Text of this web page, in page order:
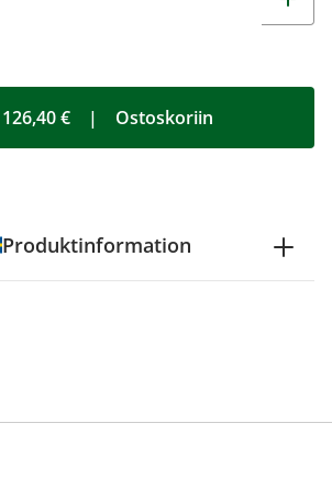
126,40 € | Ostoskoriin
Produktinformation